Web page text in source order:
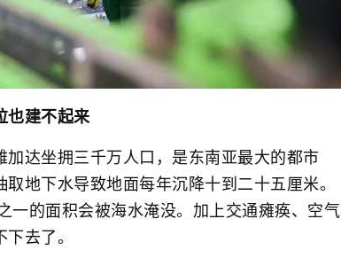
也建不起来
达坐拥三千万人口，是东南亚最大的都市
地下水导致地面每年沉降十到二十五厘米。
一的面积会被海水淹没。加上交通瘫痪、空气
去了。